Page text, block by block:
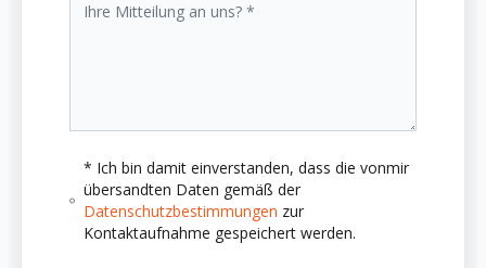
* Ich bin damit einverstanden, dass die vonmir
übersandten Daten gemäß der
Datenschutzbestimmungen zur
Kontaktaufnahme gespeichert werden.